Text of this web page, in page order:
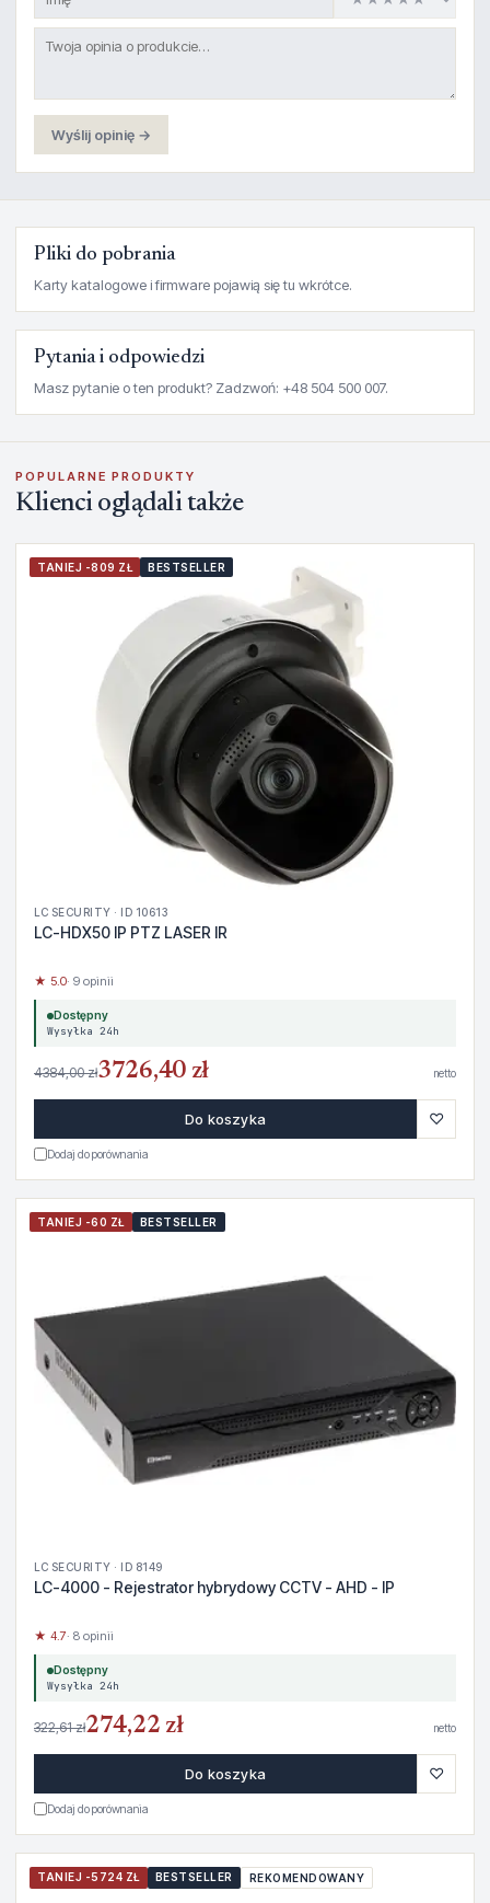
Wyślij opinię →
Pliki do pobrania
Karty katalogowe i firmware pojawią się tu wkrótce.
Pytania i odpowiedzi
Masz pytanie o ten produkt? Zadzwoń: +48 504 500 007.
POPULARNE PRODUKTY
Klienci oglądali także
TANIEJ -809 ZŁ BESTSELLER
LC SECURITY · ID 10613
LC-HDX50 IP PTZ LASER IR
★ 5.0· 9 opinii
Dostępny
Wysyłka 24h
4384,00 zł3726,40 zł netto
Do koszyka ♡
Dodaj do porównania
TANIEJ -60 ZŁ BESTSELLER
LC SECURITY · ID 8149
LC-4000 - Rejestrator hybrydowy CCTV - AHD - IP
★ 4.7· 8 opinii
Dostępny
Wysyłka 24h
322,61 zł274,22 zł netto
Do koszyka ♡
Dodaj do porównania
TANIEJ -5724 ZŁ BESTSELLER REKOMENDOWANY